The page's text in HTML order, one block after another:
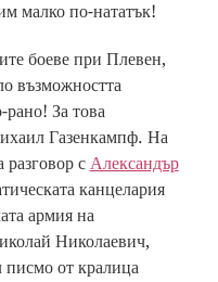
малко по-нататък!
боеве при Плевен,
възможността
За това
Газенкампф. На
разговор с Александър
канцелария
армия на
Николаевич,
писмо от кралица